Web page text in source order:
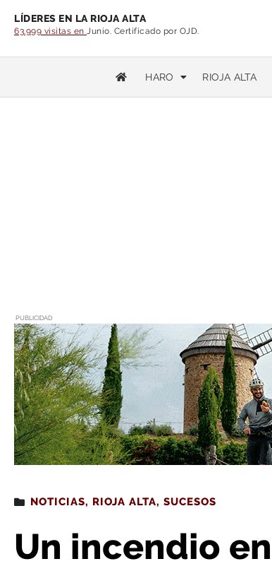
LÍDERES EN LA RIOJA ALTA
63.999 visitas en Junio. Certificado por OJD.
HARO RIOJA ALTA
PUBLICIDAD
Estás leyendo: Un incendio en la chimenea de
NOTICIAS, RIOJA ALTA, SUCESOS
Un incendio